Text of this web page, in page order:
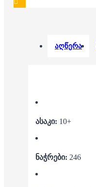
აღწერა
ასაკი: 10+
ნაჭრები: 246